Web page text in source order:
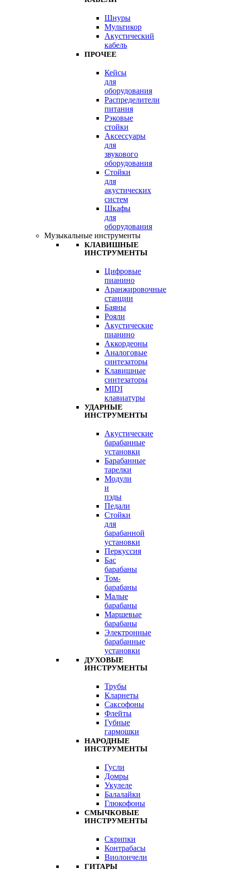
Шнуры
Мультикор
Акустический
кабель
ПРОЧЕЕ
Кейсы
для
оборудования
Распределители
питания
Рэковые
стойки
Аксессуары
для
звукового
оборудования
Стойки
для
акустических
систем
Шкафы
для
оборудования
Музыкальные инструменты
КЛАВИШНЫЕ
ИНСТРУМЕНТЫ
Цифровые
пианино
Аранжировочные
станции
Баяны
Рояли
Акустические
пианино
Аккордеоны
Аналоговые
синтезаторы
Клавишные
синтезаторы
MIDI
клавиатуры
УДАРНЫЕ
ИНСТРУМЕНТЫ
Акустические
барабанные
установки
Барабанные
тарелки
Модули
и
пэды
Педали
Стойки
для
барабанной
установки
Перкуссия
Бас
барабаны
Том-
барабаны
Малые
барабаны
Маршевые
барабаны
Электронные
барабанные
установки
ДУХОВЫЕ
ИНСТРУМЕНТЫ
Трубы
Кларнеты
Саксофоны
Флейты
Губные
гармошки
НАРОДНЫЕ
ИНСТРУМЕНТЫ
Гусли
Домры
Укулеле
Балалайки
Глюкофоны
СМЫЧКОВЫЕ
ИНСТРУМЕНТЫ
Скрипки
Контрабасы
Виолончели
ГИТАРЫ